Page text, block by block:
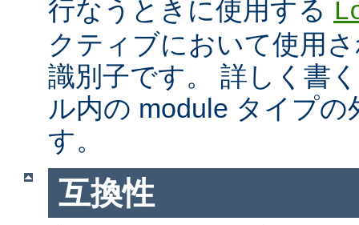
行なうときに使用する
クティブにおいて使用
識別子です。 詳しく書
ル内の module タイプの
す。
互換性